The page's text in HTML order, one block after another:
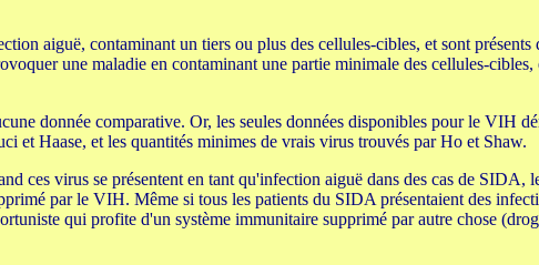
aiguë, contaminant un tiers ou plus des cellules-cibles, et sont présents
une maladie en contaminant une partie minimale des cellules-cibles,
donnée comparative. Or, les seules données disponibles pour le VIH
et Haase, et les quantités minimes de vrais virus trouvés par Ho et Shaw.
ces virus se présentent en tant qu'infection aiguë dans des cas de SIDA,
par le VIH. Même si tous les patients du SIDA présentaient des
qui profite d'un système immunitaire supprimé par autre chose